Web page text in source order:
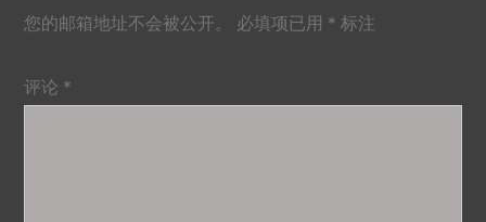
您的邮箱地址不会被公开。 必填项已用 * 标注
评论 *